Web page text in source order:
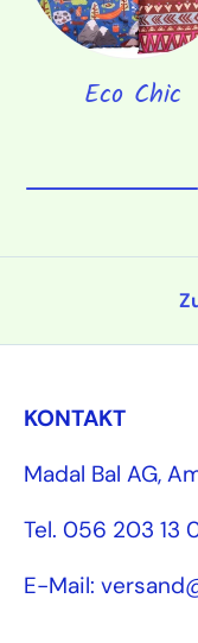
Eco Chic
KONTAKT
Madal Bal AG,
Tel. 056 203 13
E-Mail: